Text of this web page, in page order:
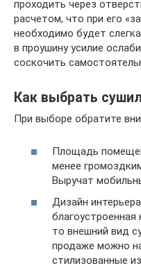
проходить через
расчетом, что при его
необходимо будет
в проушину усилие
соскочить
Как выбрать
При выборе обратите
Площадь
менее
Выручат
Дизайн
то внешний вид
продаже можно
стилизованные